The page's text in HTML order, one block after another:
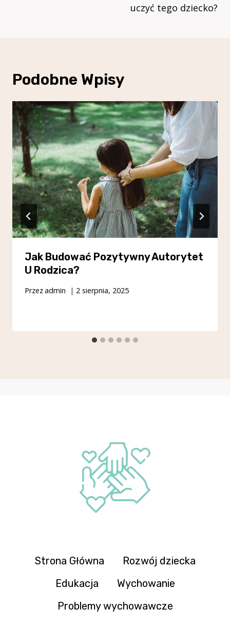
uczyć tego dziecko?
Podobne Wpisy
Jak Budować Pozytywny Autorytet
U Rodzica?
Przezadmin 2 sierpnia, 2025
Strona Główna
Rozwój dziecka
Edukacja
Wychowanie
Problemy wychowawcze